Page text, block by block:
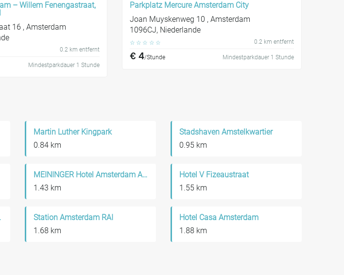
– Willem Fenengastraat,
16 , Amsterdam
0.2 km entfernt
Mindestparkdauer 1 Stunde
Parkplatz Mercure Amsterdam City
Joan Muyskenweg 10 , Amsterdam
1096CJ, Niederlande
☆ ☆ ☆ ☆ ☆ 0.2 km entfernt
€ 4/Stunde Mindestparkdauer 1 Stunde
Martin Luther Kingpark
0.84 km
Stadshaven Amstelkwartier
0.95 km
MEININGER Hotel Amsterdam Amstel
1.43 km
Hotel V Fizeaustraat
1.55 km
Station Amsterdam RAI
1.68 km
Hotel Casa Amsterdam
1.88 km